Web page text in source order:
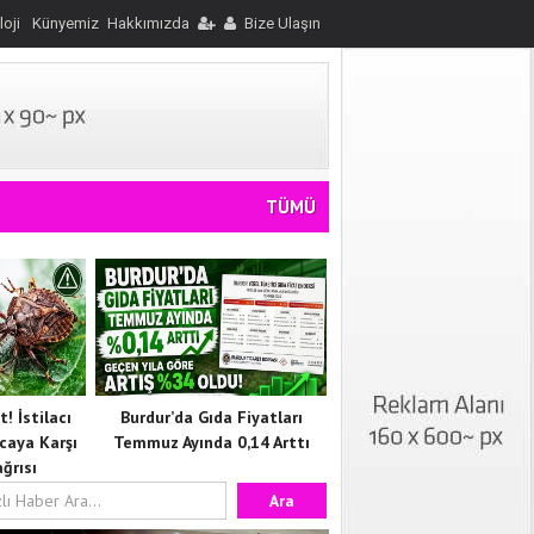
Künyemiz Hakkımızda Bize Ulaşın
TÜMÜ
Burdur’da Gıda Fiyatları
Temmuz Ayında 0,14 Arttı
İstilacı
Karşı